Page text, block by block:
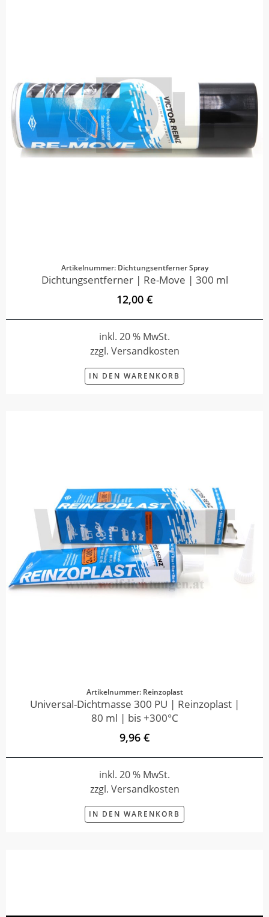
Artikelnummer: Dichtungsentferner Spray
Dichtungsentferner | Re-Move | 300 ml
12,00 €
inkl. 20 % MwSt.
zzgl. Versandkosten
IN DEN WARENKORB
Artikelnummer: Reinzoplast
Universal-Dichtmasse 300 PU | Reinzoplast |
80 ml | bis +300°C
9,96 €
inkl. 20 % MwSt.
zzgl. Versandkosten
IN DEN WARENKORB